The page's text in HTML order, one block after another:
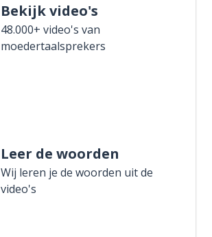
Bekijk video's
48.000+ video's van
moedertaalsprekers
Leer de woorden
Wij leren je de woorden uit de
video's